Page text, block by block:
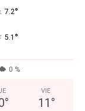
7.2°
5.1 °
0 %
°
VIE
11 °